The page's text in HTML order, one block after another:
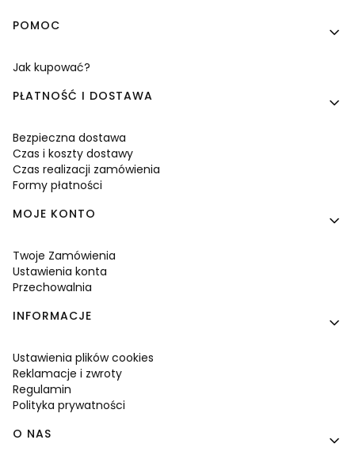
Linki w stopce
POMOC
Jak kupować?
PŁATNOŚĆ I DOSTAWA
Bezpieczna dostawa
Czas i koszty dostawy
Czas realizacji zamówienia
Formy płatności
MOJE KONTO
Twoje Zamówienia
Ustawienia konta
Przechowalnia
INFORMACJE
Ustawienia plików cookies
Reklamacje i zwroty
Regulamin
Polityka prywatności
O NAS